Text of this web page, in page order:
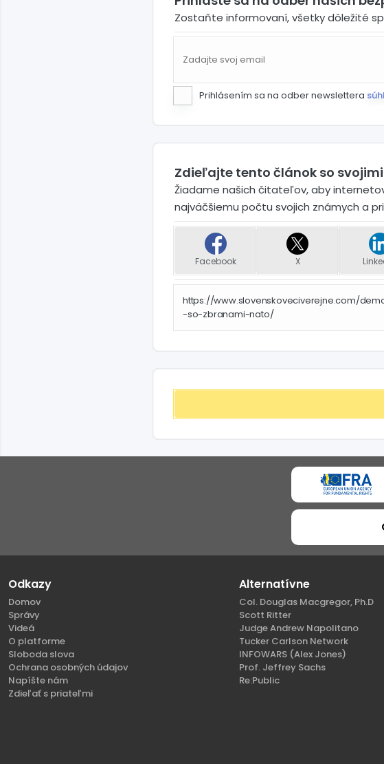
Zostaňte informovaní, všetky dôležité
Prihlásením sa na odber newslettera
Zdieľajte tento článok so
Žiadame našich čitateľov, aby
najväčšiemu počtu svojich známych a
Facebook X
https://www.slovenskoveciverejne.com/
-so-zbranami-nato/
Odkazy
Domov
Správy
Videá
O platforme
Sloboda slova
Ochrana osobných údajov
Napíšte nám
Zdieľať s priateľmi
Alternatívne
Col. Douglas Macgregor, Ph.D
Scott Ritter
Judge Andrew Napolitano
Tucker Carlson Network
INFOWARS (Alex Jones)
Prof. Jeffrey Sachs
Re:Public